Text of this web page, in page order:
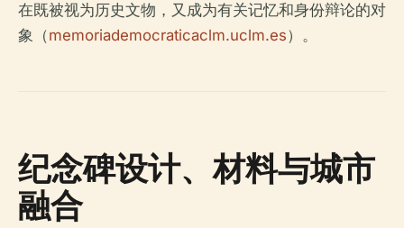
在既被视为历史文物，又成为有关记忆和身份辩论的对
象（memoriademocraticaclm.uclm.es）。
纪念碑设计、材料与城市
融合